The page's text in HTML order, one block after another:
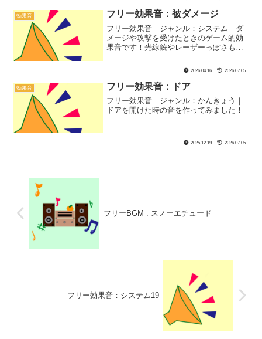
効果音 フリー効果音：被ダメージ
フリー効果音｜ジャンル：システム｜ダ
メージや攻撃を受けたときのゲーム的効
果音です！光線銃やレーザーっぽさもあ
2026.04.16 2026.07.05
効果音 フリー効果音：ドア
フリー効果音｜ジャンル：かんきょう｜
ドアを開けた時の音を作ってみました！
2025.12.19 2026.07.05
フリーBGM : スノーエチュード
フリー効果音：システム19